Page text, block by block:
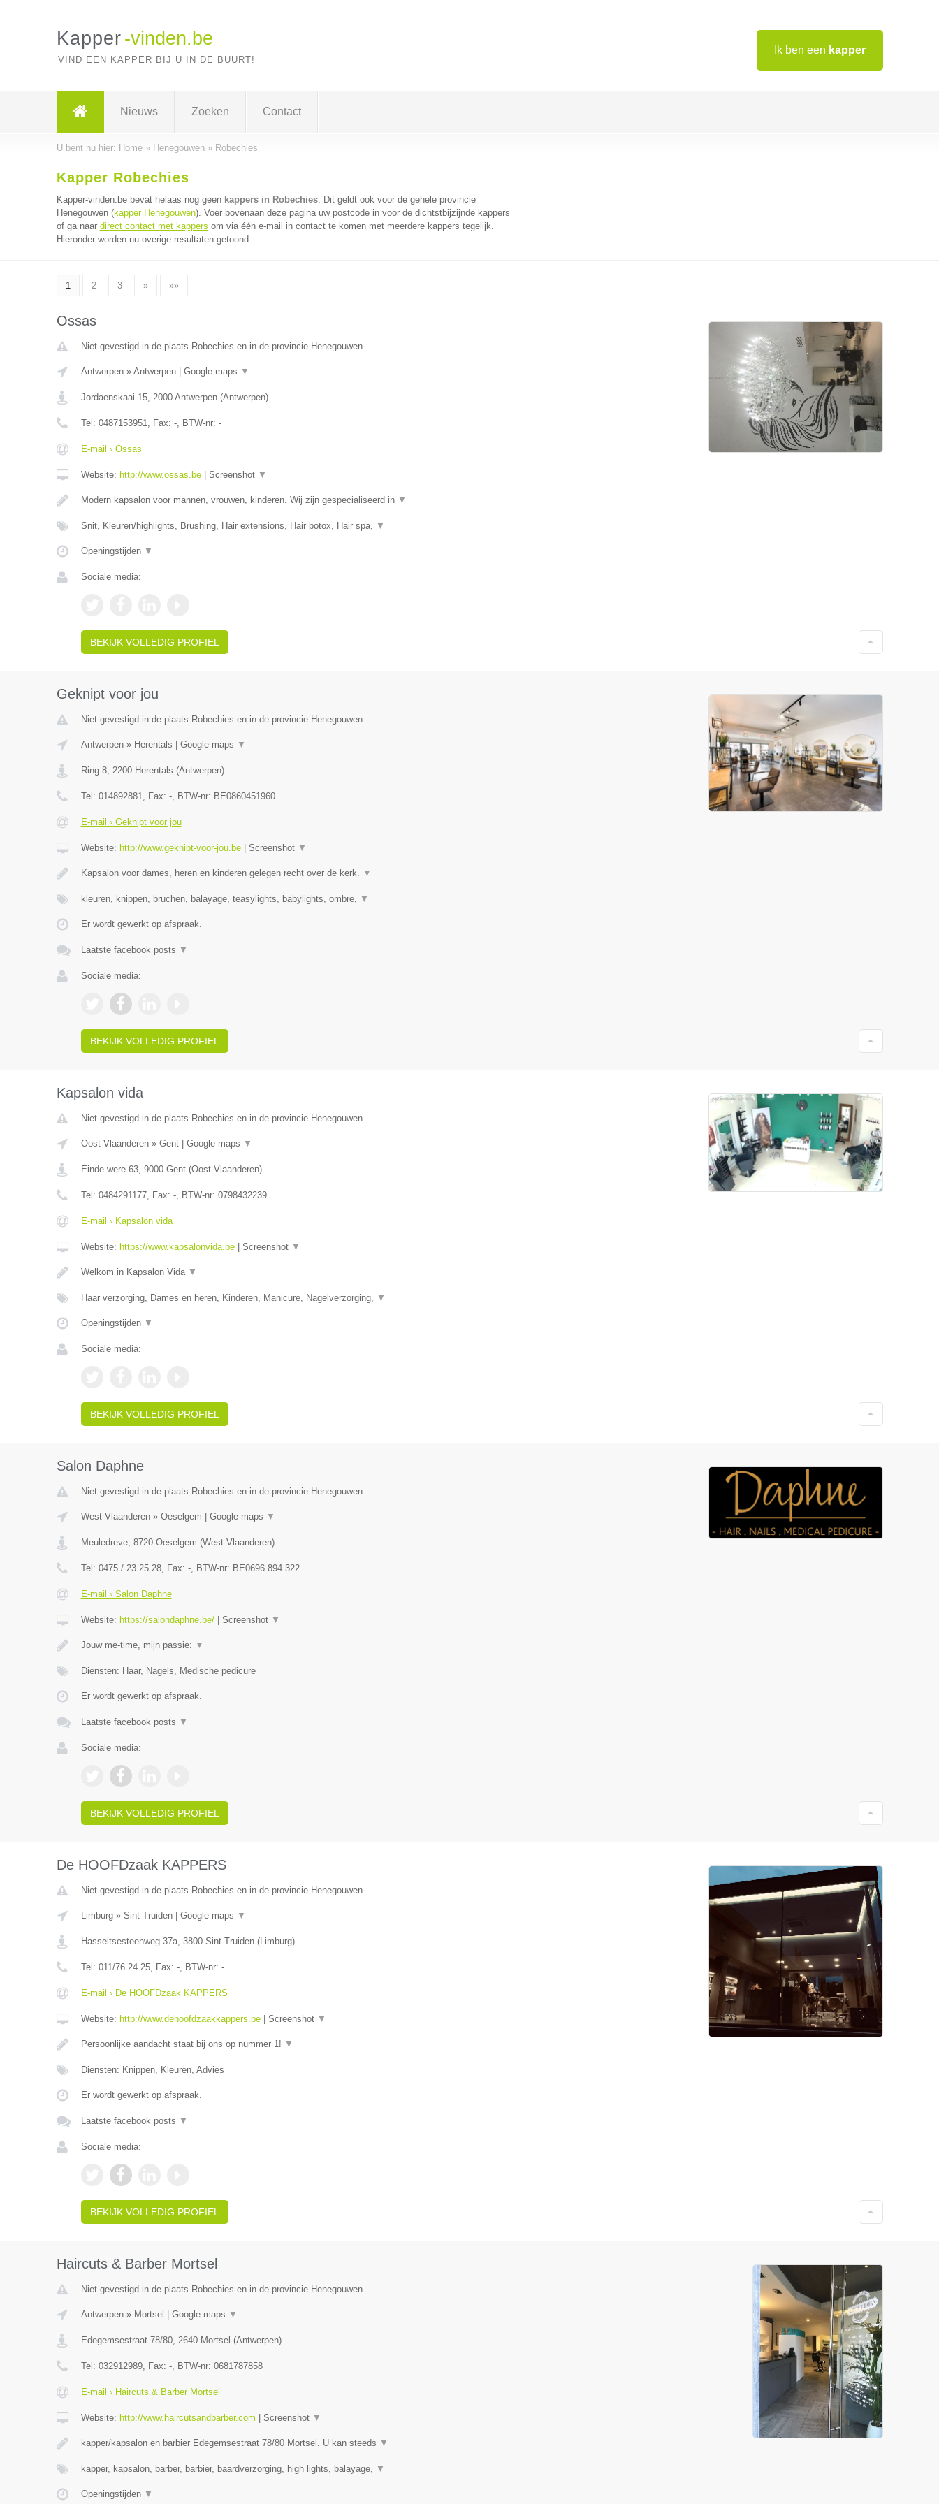
Ik ben een kapper
Kapper -vinden.be
VIND EEN KAPPER BIJ U IN DE BUURT!
Nieuws Zoeken Contact
U bent nu hier: Home» Henegouwen» Robechies
Kapper Robechies
Kapper-vinden.be bevat helaas nog geen kappers in Robechies. Dit geldt ook voor de gehele provincie
Henegouwen (kapper Henegouwen). Voer bovenaan deze pagina uw postcode in voor de dichtstbijzijnde kappers
of ga naar direct contact met kappers om via één e-mail in contact te komen met meerdere kappers tegelijk.
Hieronder worden nu overige resultaten getoond.
1 2 3 » »»
Ossas
Niet gevestigd in de plaats Robechies en in de provincie Henegouwen.
Antwerpen» Antwerpen| Google maps ▼
Jordaenskaai 15, 2000 Antwerpen(Antwerpen)
Tel: 0487153951, Fax: -, BTW-nr: -
E-mail › Ossas
Website: http://www.ossas.be| Screenshot ▼
Modern kapsalon voor mannen, vrouwen, kinderen. Wij zijn gespecialiseerd in ▼
Snit, Kleuren/highlights, Brushing, Hair extensions, Hair botox, Hair spa, ▼
Openingstijden ▼
Sociale media:
BEKIJK VOLLEDIG PROFIEL
Geknipt voor jou
Niet gevestigd in de plaats Robechies en in de provincie Henegouwen.
Antwerpen» Herentals Google maps ▼
Ring 8, 2200 Herentals (Antwerpen)
Tel: 014892881, Fax: -, BTW-nr: BE0860451960
E-mail › Geknipt voor jou
Website: http://www.geknipt-voor-jou.be| Screenshot ▼
Kapsalon voor dames, heren en kinderen gelegen recht over de kerk. ▼
kleuren, knippen, bruchen, balayage, teasylights, babylights, ombre, ▼
Er wordt gewerkt op afspraak.
Laatste facebook posts ▼
Sociale media:
BEKIJK VOLLEDIG PROFIEL
Kapsalon vida
Niet gevestigd in de plaats Robechies en in de provincie Henegouwen.
Oost-Vlaanderen» Gent| Google maps ▼
Einde were 63, 9000 Gent(Oost-Vlaanderen)
Tel: 0484291177, Fax: -, BTW-nr: 0798432239
E-mail › Kapsalon vida
Website: https://www.kapsalonvida.be| Screenshot ▼
Welkom in Kapsalon Vida ▼
Haar verzorging, Dames en heren, Kinderen, Manicure, Nagelverzorging, ▼
Openingstijden ▼
Sociale media:
BEKIJK VOLLEDIG PROFIEL
Salon Daphne
Niet gevestigd in de plaats Robechies en in de provincie Henegouwen.
West-Vlaanderen» Oeselgem Google maps ▼
Meuledreve, 8720 Oeselgem (West-Vlaanderen)
Tel: 0475 / 23.25.28, Fax: -, BTW-nr: BE0696.894.322
E-mail › Salon Daphne
Website: https://salondaphne.be/| Screenshot ▼
Jouw me-time, mijn passie: ▼
Diensten: Haar, Nagels, Medische pedicure
Er wordt gewerkt op afspraak.
Laatste facebook posts ▼
Sociale media:
BEKIJK VOLLEDIG PROFIEL
De HOOFDzaak KAPPERS
Niet gevestigd in de plaats Robechies en in de provincie Henegouwen.
Limburg» Sint Truiden| Google maps ▼
Hasseltsesteenweg 37a, 3800 Sint Truiden(Limburg)
Tel: 011/76.24.25, Fax: -, BTW-nr: -
E-mail › De HOOFDzaak KAPPERS
Website: http://www.dehoofdzaakkappers.be| Screenshot ▼
Persoonlijke aandacht staat bij ons op nummer 1! ▼
Diensten: Knippen, Kleuren, Advies
Er wordt gewerkt op afspraak.
Laatste facebook posts ▼
Sociale media:
BEKIJK VOLLEDIG PROFIEL
Haircuts & Barber Mortsel
Niet gevestigd in de plaats Robechies en in de provincie Henegouwen.
Antwerpen» Mortsel Google maps ▼
Edegemsestraat 78/80, 2640 Mortsel (Antwerpen)
Tel: 032912989, Fax: -, BTW-nr: 0681787858
E-mail › Haircuts & Barber Mortsel
Website: http://www.haircutsandbarber.com Screenshot ▼
kapper/kapsalon en barbier Edegemsestraat 78/80 Mortsel. U kan steeds ▼
kapper, kapsalon, barber, barbier, baardverzorging, high lights, balayage, ▼
Openingstijden ▼